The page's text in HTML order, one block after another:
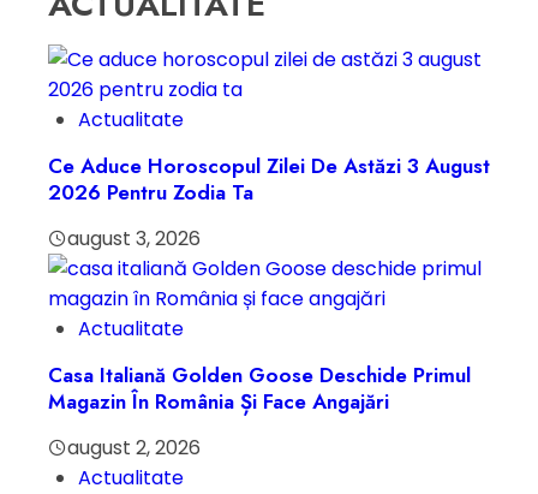
Actualitate
Ce Aduce Horoscopul Zilei De Astăzi 3 August
2026 Pentru Zodia Ta
august 3, 2026
Actualitate
Casa Italiană Golden Goose Deschide Primul
Magazin În România Și Face Angajări
august 2, 2026
Actualitate